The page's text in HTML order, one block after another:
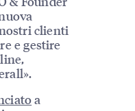
clienti
e gestire
a